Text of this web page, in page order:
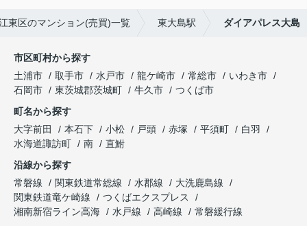
東区のマンション(売買)一覧 東大島駅 ダイアパレス大島
市区町村から探す
土浦市
取手市 水戸市 龍ケ崎市 常総市
いわき市
石岡市
東茨城郡茨城町 牛久市
つくば市
町名から探す
大字前田
本石下 小松 戸頭 赤塚 平須町
白羽
水海道諏訪町
南
直鮒
沿線から探す
常磐線
関東鉄道常総線 水郡線
大洗鹿島線
関東鉄道竜ケ崎線
つくばエクスプレス
湘南新宿ライン高海
水戸線 高崎線
常磐緩行線